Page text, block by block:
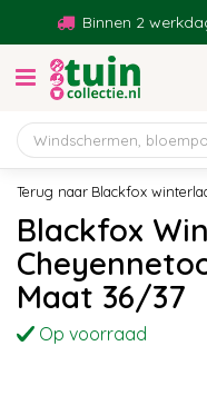
Blackfox
Binnen 2
Blackfox
Maat 36/37
Op voorraad